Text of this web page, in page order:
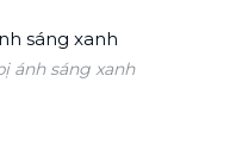
ánh sáng xanh